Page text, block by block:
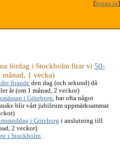
[logga in]
lördag i Stockholm firar vi 50-
månad, 1 vecka)
firande den dag (och sekund) då
år (om 1 månad, 2 veckor)
i Göteborg , har ofta något
blir vårt jubileum uppmärksammat
i Göteborg i anslutning till
2 veckor)
i Stockholm